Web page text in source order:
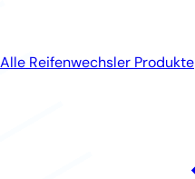
Alle Reifenwechsler Produkte